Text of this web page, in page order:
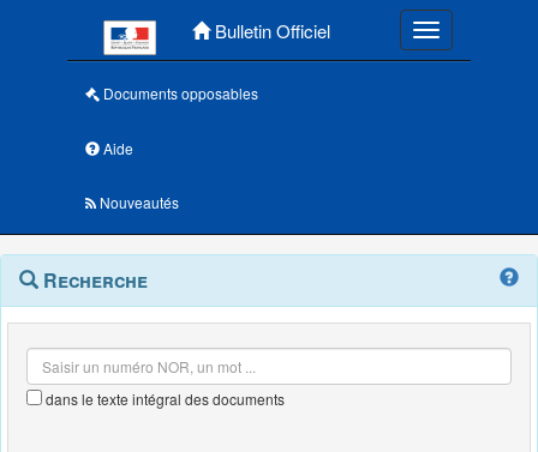
Bulletin Officiel Toggle
Documents opposables
Aide
Nouveautés
Navigation
outils
Menu
contextuel
Recherche
dans le texte intégral des documents